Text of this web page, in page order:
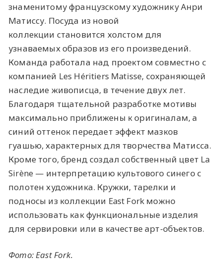
знаменитому французскому художнику Анри
Матиссу. Посуда из новой
коллекции становится холстом для
узнаваемых образов из его произведений.
Команда работала над проектом совместно с
компанией Les Héritiers Matisse, сохраняющей
наследие живописца, в течение двух лет.
Благодаря тщательной разработке мотивы
максимально приближены к оригиналам, а
синий оттенок передает эффект мазков
гуашью, характерных для творчества Матисса.
Кроме того, бренд создал собственный цвет La
Sirène — интерпретацию культового синего с
полотен художника. Кружки, тарелки и
подносы из коллекции East Fork можно
использовать как функциональные изделия
для сервировки или в качестве арт-объектов.
Фото: East Fork.